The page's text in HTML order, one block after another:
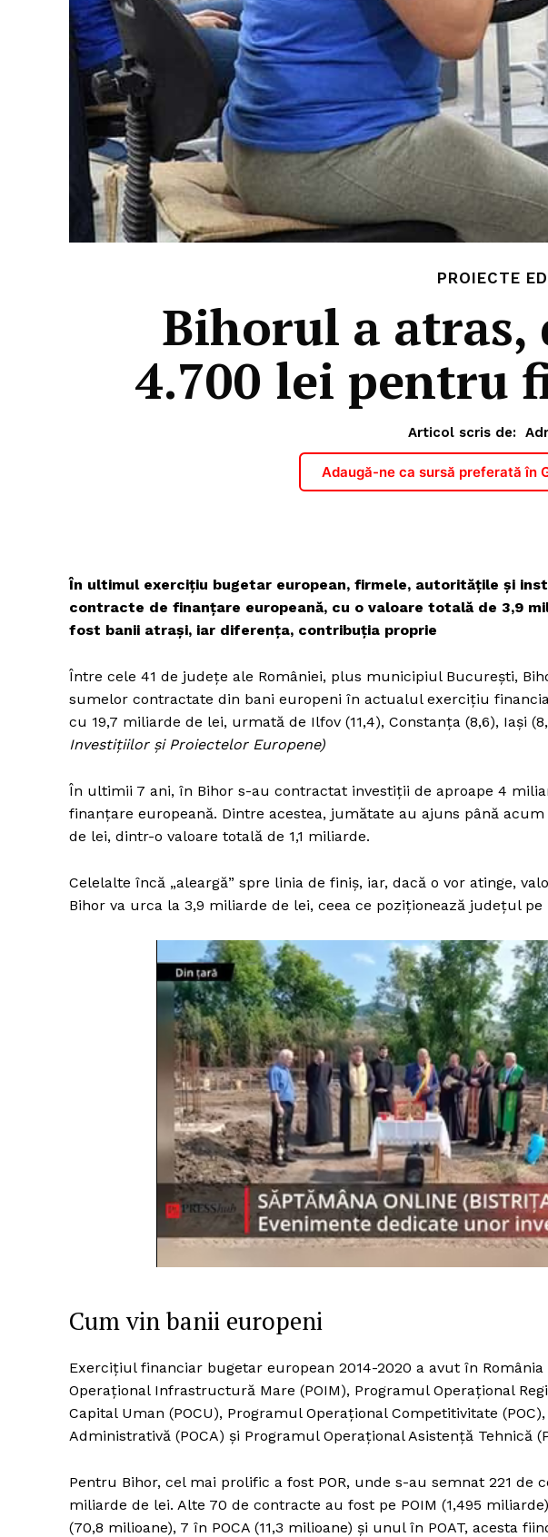
Un proiect
ROMÂNIA
PROIECTE
Bihorul a
4.700 lei pentru
Articol scris de:
Adaugă-ne ca sursă preferată în
În ultimul exercițiu bugetar european, firmele, autoritățile și
contracte de finanțare europeană, cu o valoare totală de 3,9
fost banii atrași, iar diferența, contribuția proprie
Între cele 41 de județe ale României, plus municipiul București,
sumelor contractate din bani europeni în actualul exercițiu
cu 19,7 miliarde de lei, urmată de Ilfov (11,4), Constanța (8,6), Iași
Investițiilor și Proiectelor Europene)
În ultimii 7 ani, în Bihor s-au contractat investiții de aproape 4
finanțare europeană. Dintre acestea, jumătate au ajuns până
de lei, dintr-o valoare totală de 1,1 miliarde.
Celelalte încă „aleargă” spre linia de finiș, iar, dacă o vor atinge,
Bihor va urca la 3,9 miliarde de lei, ceea ce poziționează județul
Cum vin banii europeni
Exercițiul financiar bugetar european 2014-2020 a avut în
Operațional Infrastructură Mare (POIM), Programul Operațional
Capital Uman (POCU), Programul Operațional Competitivitate
Administrativă (POCA) și Programul Operațional Asistență Tehnică
Pentru Bihor, cel mai prolific a fost POR, unde s-au semnat 221 de
miliarde de lei. Alte 70 de contracte au fost pe POIM (1,495
(70,8 milioane), 7 în POCA (11,3 milioane) și unul în POAT, acesta